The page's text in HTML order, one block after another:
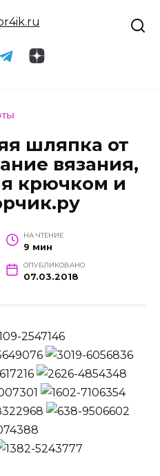
шляпка от
вязания,
крючком и
НА ЧТЕНИЕ
9 мин
ОПУБЛИКОВАНО
07.03.2018